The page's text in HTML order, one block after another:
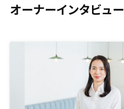
オーナーインタビュー